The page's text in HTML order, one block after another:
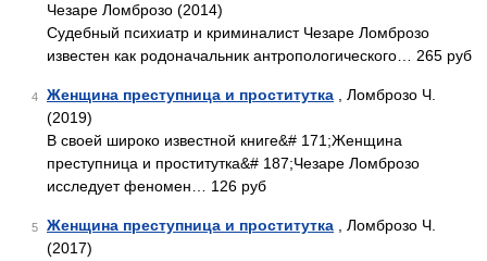
Чезаре Ломброзо (2014)
Судебный психиатр и криминалист Чезаре Ломброзо
известен как родоначальник антропологического… 265 руб
4 Женщина преступница и проститутка , Ломброзо Ч.
(2019)
В своей широко известной книге&# 171;Женщина
преступница и проститутка&# 187;Чезаре Ломброзо
исследует феномен… 126 руб
5 Женщина преступница и проститутка , Ломброзо Ч.
(2017)